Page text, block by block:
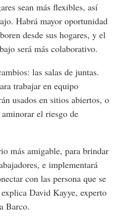
sean más flexibles, así
Habrá mayor oportunidad
desde sus hogares, y el
será más colaborativo.
las salas de juntas.
trabajar en equipo
usados en sitios abiertos, o
el riesgo de
más amigable, para brindar
e implementará
con las persona que se
David Kayye, experto
Barco.